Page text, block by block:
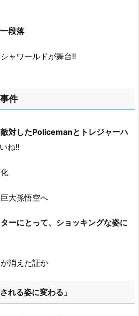
段落
ャワールドが舞台!!
件
対したPolicemanとトレジャーハ
ね!!
大孫悟空へ
ーにとって、ショッキングな姿に
消えた証か
れる姿に変わる」